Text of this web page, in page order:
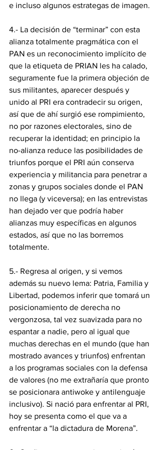
e incluso algunos estrategas de imagen.
4.- La decisión de “terminar” con esta
alianza totalmente pragmática con el
PAN es un reconocimiento implícito de
que la etiqueta de PRIAN les ha calado,
seguramente fue la primera objeción de
sus militantes, aparecer después y
unido al PRI era contradecir su origen,
así que de ahí surgió ese rompimiento,
no por razones electorales, sino de
recuperar la identidad; en principio la
no-alianza reduce las posibilidades de
triunfos porque el PRI aún conserva
experiencia y militancia para penetrar a
zonas y grupos sociales donde el PAN
no llega (y viceversa); en las entrevistas
han dejado ver que podría haber
alianzas muy específicas en algunos
estados, así que no las borremos
totalmente.
5.- Regresa al origen, y si vemos
además su nuevo lema: Patria, Familia y
Libertad, podemos inferir que tomará un
posicionamiento de derecha no
vergonzosa, tal vez suavizada para no
espantar a nadie, pero al igual que
muchas derechas en el mundo (que han
mostrado avances y triunfos) enfrentan
a los programas sociales con la defensa
de valores (no me extrañaría que pronto
se posicionara antiwoke y antilenguaje
inclusivo). Si nació para enfrentar al PRI,
hoy se presenta como el que va a
enfrentar a “la dictadura de Morena”.